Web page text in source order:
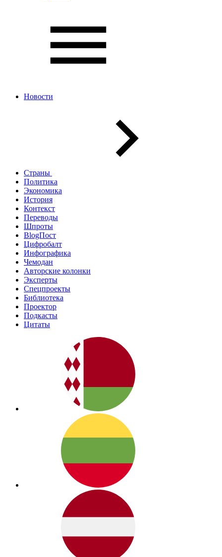
Новости
Страны
Политика
Экономика
История
Контекст
Переводы
Шпроты
BlogПост
Цифробалт
Инфографика
Чемодан
Авторские колонки
Эксперты
Спецпроекты
Библиотека
Проектор
Подкасты
Цитаты